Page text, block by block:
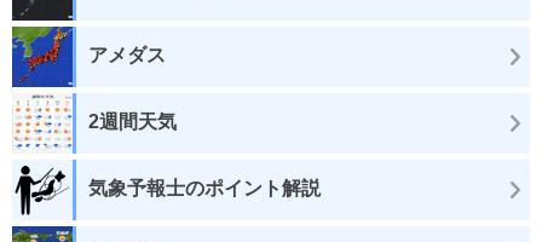
アメダス
2週間天気
気象予報士のポイント解説